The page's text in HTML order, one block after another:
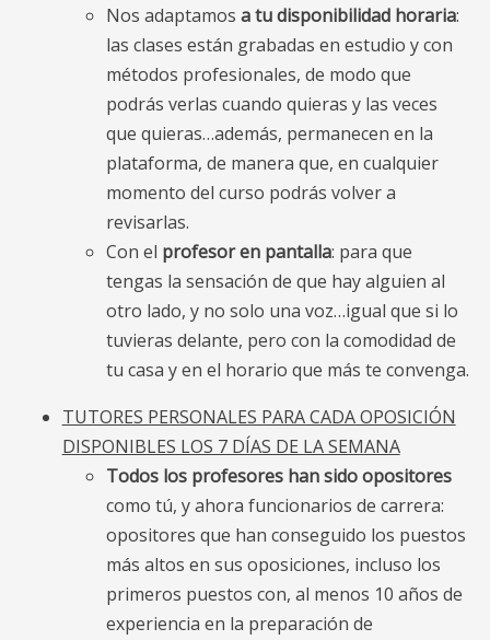
Nos adaptamos a tu disponibilidad horaria:
las clases están grabadas en estudio y con
métodos profesionales, de modo que
podrás verlas cuando quieras y las veces
que quieras…además, permanecen en la
plataforma, de manera que, en cualquier
momento del curso podrás volver a
revisarlas.
Con el profesor en pantalla: para que
tengas la sensación de que hay alguien al
otro lado, y no solo una voz…igual que si lo
tuvieras delante, pero con la comodidad de
tu casa y en el horario que más te convenga.
TUTORES PERSONALES PARA CADA OPOSICIÓN
DISPONIBLES LOS 7 DÍAS DE LA SEMANA
Todos los profesores han sido opositores
como tú, y ahora funcionarios de carrera:
opositores que han conseguido los puestos
más altos en sus oposiciones, incluso los
primeros puestos con, al menos 10 años de
experiencia en la preparación de